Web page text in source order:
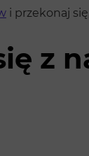
i przekonaj
z